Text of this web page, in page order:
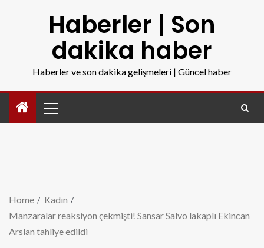
Haberler | Son
dakika haber
Haberler ve son dakika gelişmeleri | Güncel haber
Home
Kadın
Manzaralar reaksiyon çekmişti! Sansar Salvo lakaplı Ekincan
Arslan tahliye edildi